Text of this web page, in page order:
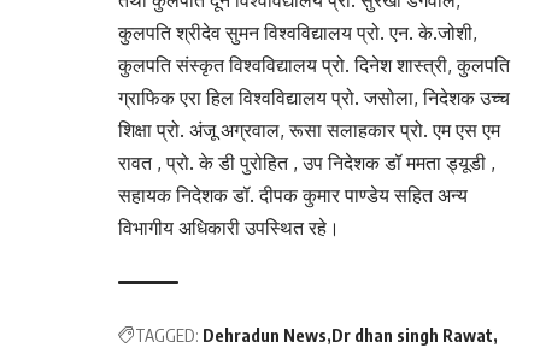
कुलपति श्रीदेव सुमन विश्वविद्यालय प्रो. एन. के.जोशी,
कुलपति संस्कृत विश्वविद्यालय प्रो. दिनेश शास्त्री, कुलपति
ग्राफिक एरा हिल विश्वविद्यालय प्रो. जसोला, निदेशक उच्च
शिक्षा प्रो. अंजू अग्रवाल, रूसा सलाहकार प्रो. एम एस एम
रावत , प्रो. के डी पुरोहित , उप निदेशक डॉ ममता ड्यूडी ,
सहायक निदेशक डॉ. दीपक कुमार पाण्डेय सहित अन्य
विभागीय अधिकारी उपस्थित रहे।
TAGGED: Dehradun News Dr dhan singh Rawat